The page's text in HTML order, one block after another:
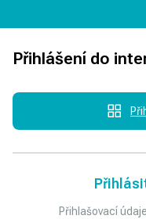
Přihlášení do
Přihlašovací